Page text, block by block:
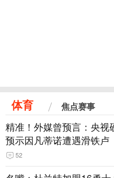
体育 焦点赛事
精准！外媒曾预言：央视
预示因凡蒂诺遭遇滑铁卢
52